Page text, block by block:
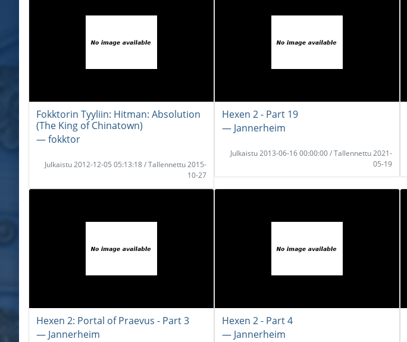
Fokktorin Tyyliin: Hitman: Absolution
(The King of Chinatown)
― fokktor
Julkaistu 2012-12-05 05:13:18 / Tallennettu 2015-
10-27
Hexen 2 - Part 19
― Jannerheim
Julkaistu 2013-06-16 00:00:00 / Tallennettu 2021-
05-19
Hexen 2: Portal of Praevus - Part 3
― Jannerheim
Hexen 2 - Part 4
― Jannerheim